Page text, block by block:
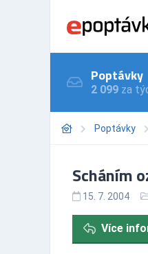
Poptávky
2 099 za
Poptávky
Scháním
15. 7. 2004
Více